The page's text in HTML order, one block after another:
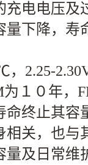
充电电压及
量下降，寿
，2.25-
１０年，
命终止其容
相关，也与
量及日常维